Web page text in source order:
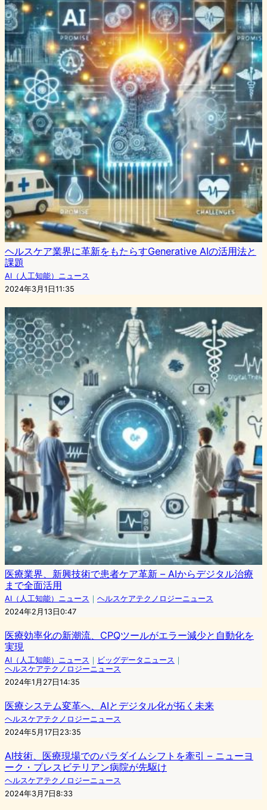
ヘルスケア業界に革新をもたらすGenerative AIの活用法と
課題
AI（人工知能）ニュース
2024年3月1日11:35
医療業界、新興技術で患者ケア革新 – AIからデジタル治療
まで全面活用
AI（人工知能）ニュース ｜ ヘルスケアテクノロジーニュース
2024年2月13日0:47
医療効率化の新潮流、CPQツールがエラー減少と自動化を
実現
AI（人工知能）ニュース ｜ ビッグデータニュース ｜
ヘルスケアテクノロジーニュース
2024年1月27日14:35
医療システム変革へ、AIとデジタル化が拓く未来
ヘルスケアテクノロジーニュース
2024年5月17日23:35
AI技術、医療現場でのパラダイムシフトを牽引 – ニューヨ
ーク・プレスビテリアン病院が先駆け
ヘルスケアテクノロジーニュース
2024年3月7日8:33